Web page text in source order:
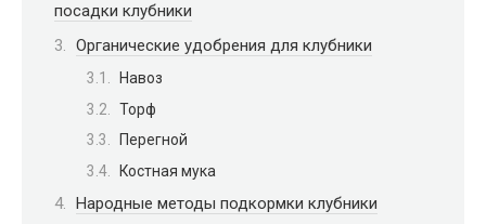
посадки клубники
Органические удобрения для клубники
Навоз
Торф
Перегной
Костная мука
Народные методы подкормки клубники